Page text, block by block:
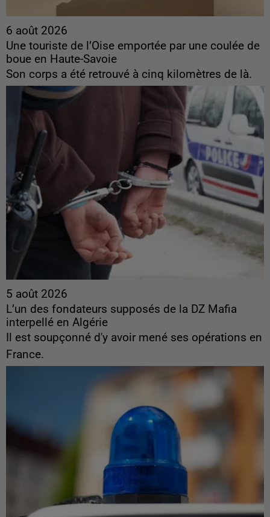
6 août 2026
Une touriste de l’Oise emportée par une coulée de
boue en Haute-Savoie
Son corps a été retrouvé à cinq kilomètres de là.
5 août 2026
L’un des fondateurs supposés de la DZ Mafia
interpellé en Algérie
Il est soupçonné d'y avoir mené ses opérations en
France.